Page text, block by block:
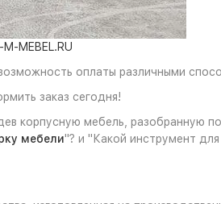
M-MEBEL.RU
оплаты различными
заказ сегодня!
корпусную мебель, разобранную
мебели"? и "Какой инструмент